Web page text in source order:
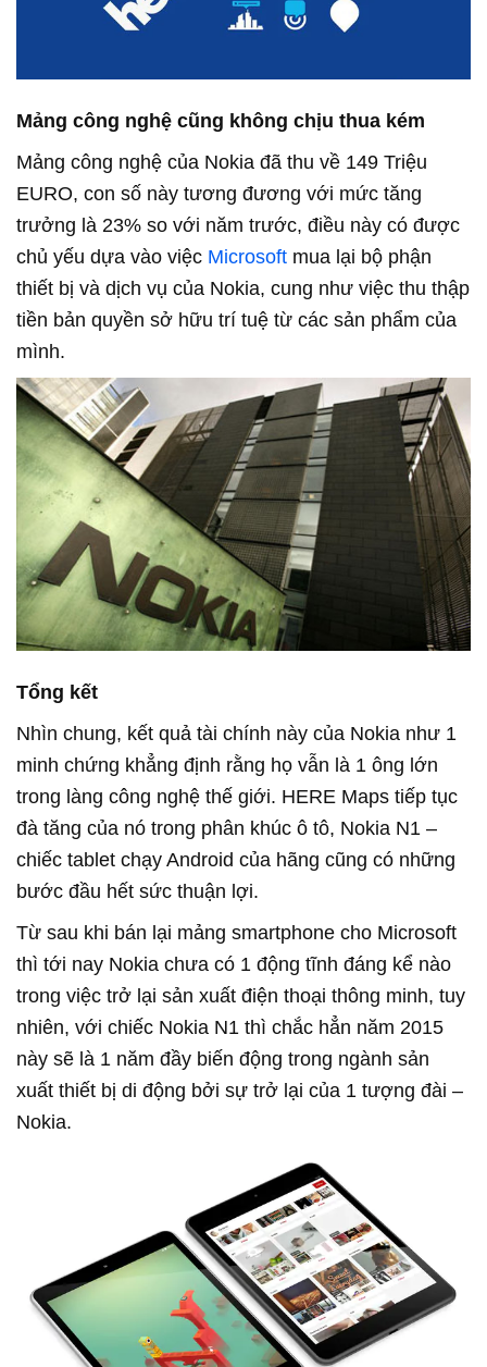
Mảng công nghệ cũng không chịu thua kém
Mảng công nghệ của Nokia đã thu về 149 Triệu
EURO, con số này tương đương với mức tăng
trưởng là 23% so với năm trước, điều này có được
chủ yếu dựa vào việc Microsoft mua lại bộ phận
thiết bị và dịch vụ của Nokia, cung như việc thu thập
tiền bản quyền sở hữu trí tuệ từ các sản phẩm của
mình.
Tổng kết
Nhìn chung, kết quả tài chính này của Nokia như 1
minh chứng khẳng định rằng họ vẫn là 1 ông lớn
trong làng công nghệ thế giới. HERE Maps tiếp tục
đà tăng của nó trong phân khúc ô tô, Nokia N1 –
chiếc tablet chạy Android của hãng cũng có những
bước đầu hết sức thuận lợi.
Từ sau khi bán lại mảng smartphone cho Microsoft
thì tới nay Nokia chưa có 1 động tĩnh đáng kể nào
trong việc trở lại sản xuất điện thoại thông minh, tuy
nhiên, với chiếc Nokia N1 thì chắc hẳn năm 2015
này sẽ là 1 năm đầy biến động trong ngành sản
xuất thiết bị di động bởi sự trở lại của 1 tượng đài –
Nokia.